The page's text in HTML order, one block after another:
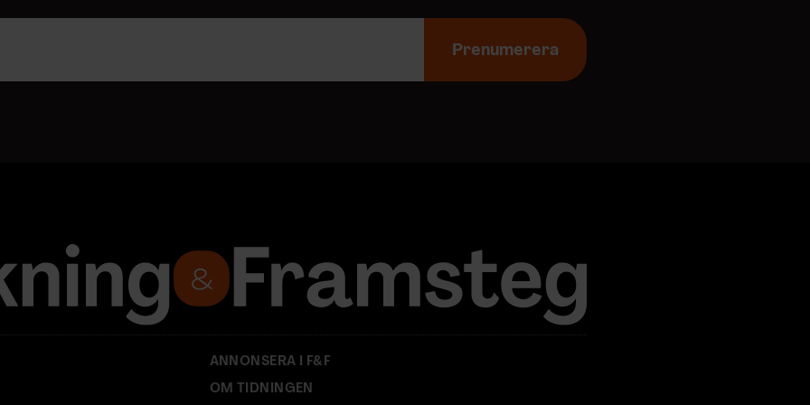
Prenumerera
ANNONSERA I F&F
OM TIDNINGEN